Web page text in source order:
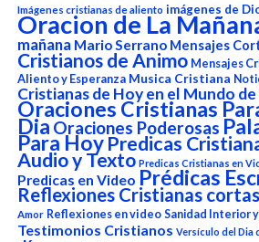
Imágenes cristianas de aliento imágenes de
Oracion de La
mañana Mario Serrano Mensajes
Cristianos de Animo Mensajes
Aliento y Esperanza Musica Cristiana
Cristianas de Hoy en el Mundo
Oraciones Cristianas
DiaOraciones Poderosas
Para Hoy Predicas
Audio y Texto Predicas Cristianas en
Predicas en Video Prédicas
Reflexiones Cristianas cortas
Amor Reflexiones en video Sanidad Interior
Testimonios Cristianos Versículo del Dia